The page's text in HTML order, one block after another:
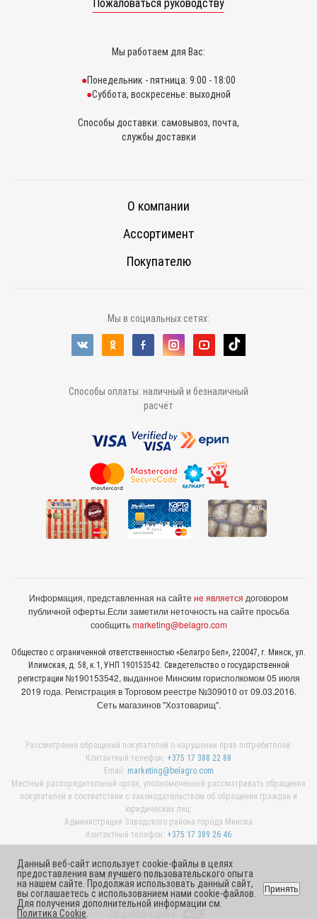
Пожаловаться руководству
Мы работаем для Вас:
Понедельник - пятница: 9:00 - 18:00
Суббота, воскресенье: выходной
Способы доставки: самовывоз, почта,
службы доставки
О компании
Ассортимент
Покупателю
Мы в социальных сетях:
Способы оплаты: наличный и безналичный
расчёт
Информация, представленная на сайте не является договором
публичной оферты.Если заметили неточность на сайте просьба
сообщитьmarketing@belagro.com
Общество с ограниченной ответственностью «Белагро Бел», 220047, г. Минск, ул.
Илимская, д. 58, к.1, УНП 190153542. Свидетельство о государственной
регистрации №190153542, выданное Минcким горисполкомом 05 июля
2019 года. Регистрация в Торговом реестре №309010 от 09.03.2016.
Сеть магазинов "Хозтоварищ".
Рассмотрение обращений покупателей о нарушении прав потребителей:
Контактный телефон: +375 17 388 22 88
Email: marketing@belagro.com
Местный распорядительный орган, уполномоченный рассматривать обращения
покупателей в соответствии с законодательством об обращении граждан и
юридических лиц:
Администрация Заводского района города Минска
Контактный телефон: +375 17 389 26 46
© 2026 ООО «Белагро Бел»
Данный веб-сайт использует cookie-файлы в целях
предоставления вам лучшего пользовательского опыта
на нашем сайте. Продолжая использовать данный сайт,
вы соглашаетесь с использованием нами cookie-файлов.
Для получения дополнительной информации см.
Политика Cookie
Принять